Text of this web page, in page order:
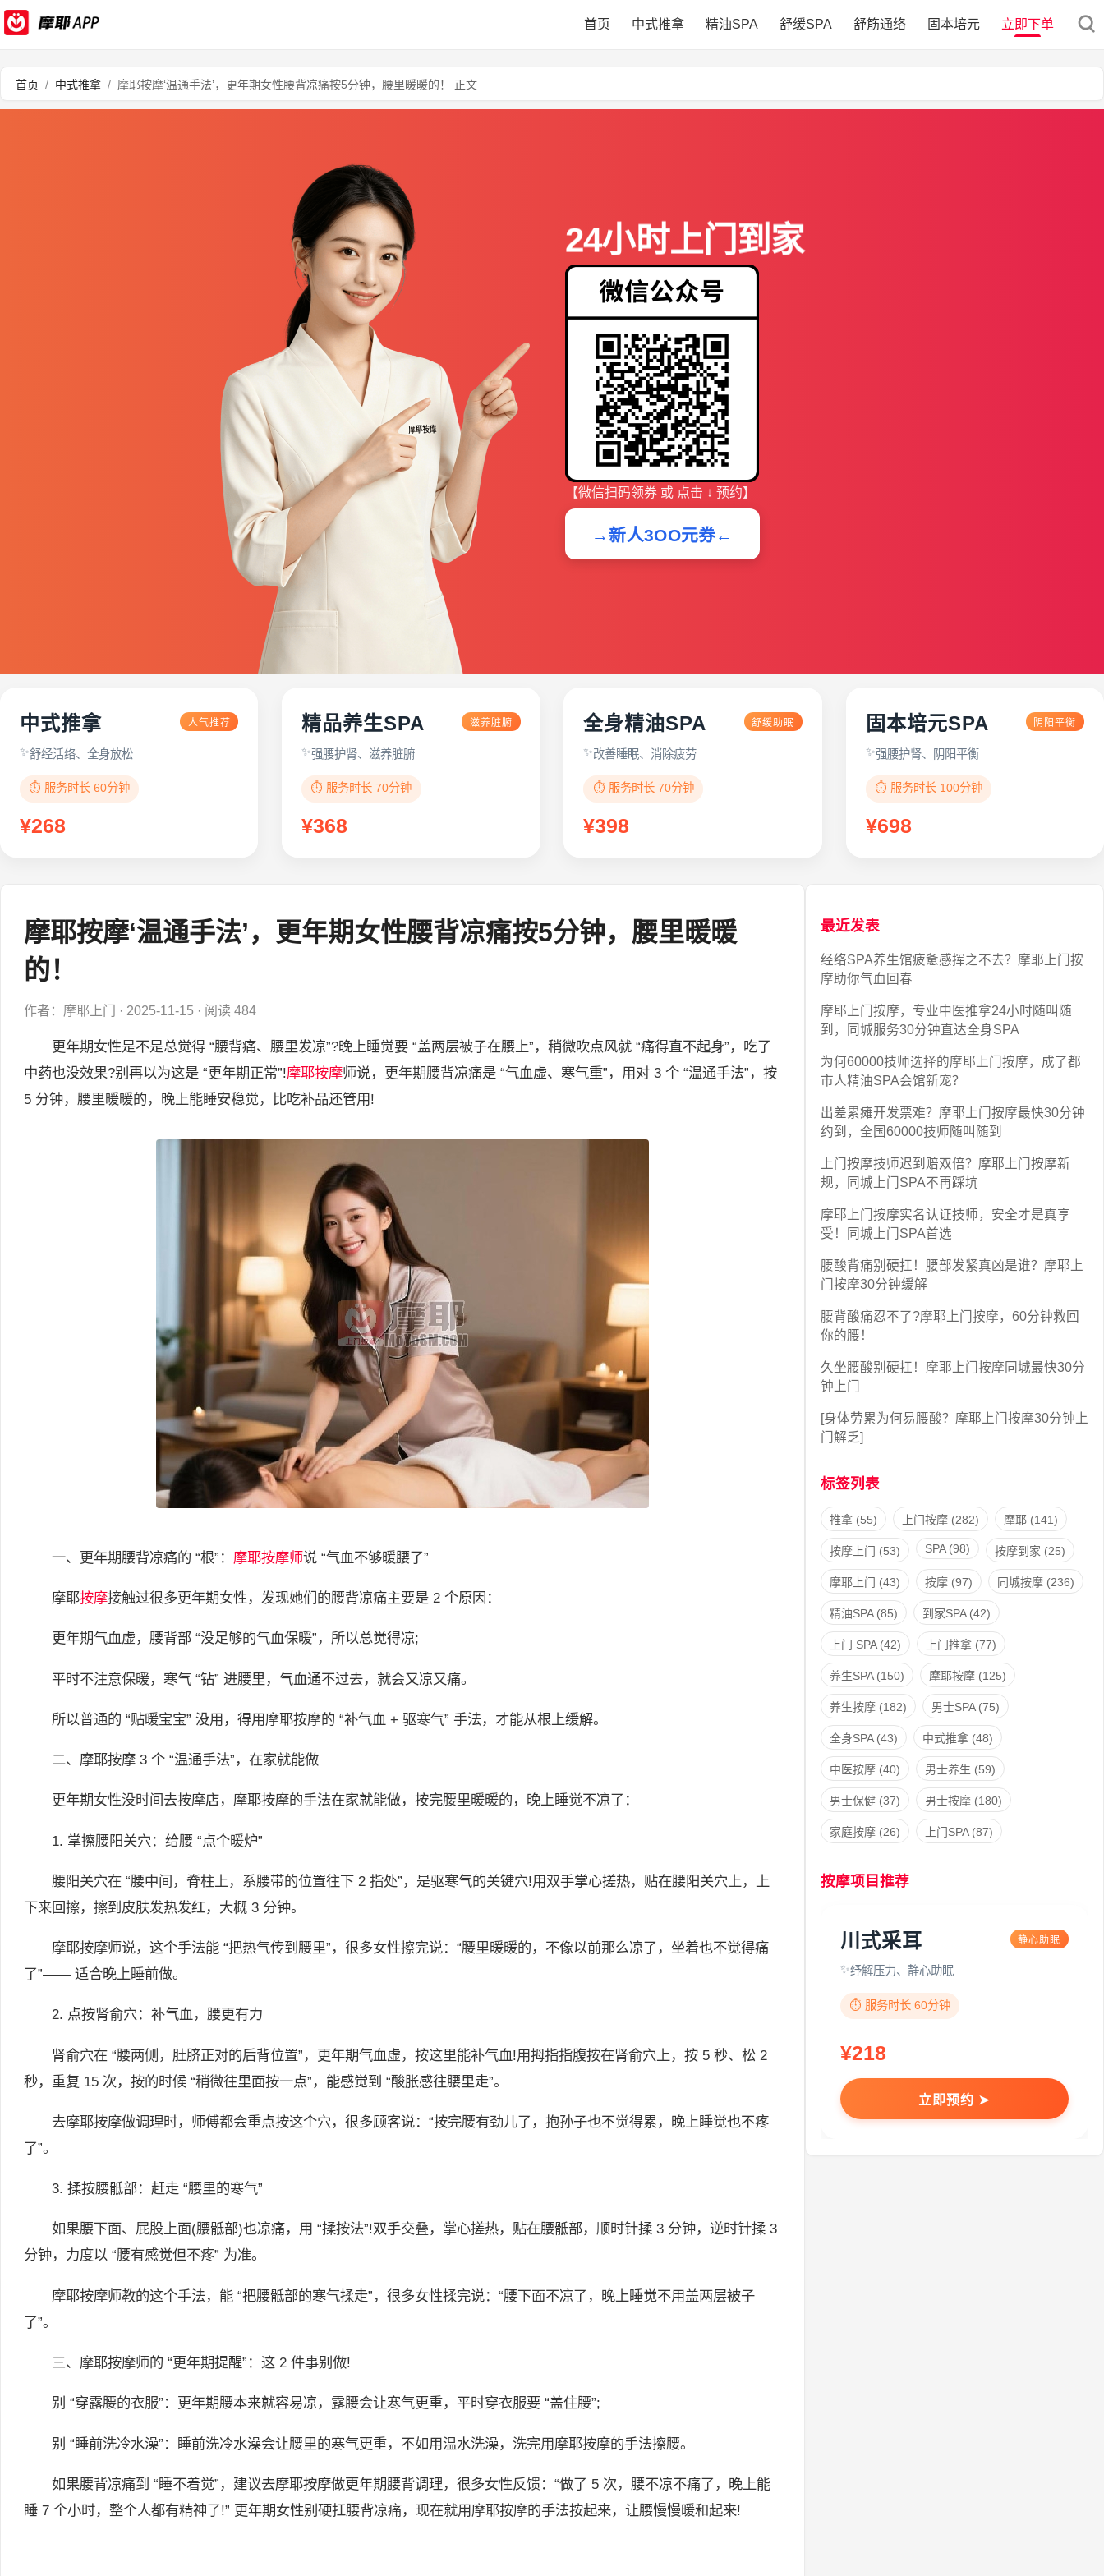
首页 中式推拿 精油SPA 舒缓SPA 舒筋通络 固本培元 立即下单
首页 / 中式推拿 / 摩耶按摩‘温通手法’，更年期女性腰背凉痛按5分钟，腰里暖暖的！ 正文
24小时上门到家
【微信扫码领券 或 点击 ↓ 预约】
→新人3OO元券←
中式推拿 人气推荐
舒经活络、全身放松
⏱️ 服务时长 60分钟
¥268
精品养生SPA 滋养脏腑
强腰护肾、滋养脏腑
⏱️ 服务时长 70分钟
¥368
全身精油SPA 舒缓助眠
改善睡眠、消除疲劳
⏱️ 服务时长 70分钟
¥398
固本培元SPA 阴阳平衡
强腰护肾、阴阳平衡
⏱️ 服务时长 100分钟
¥698
摩耶按摩‘温通手法’，更年期女性腰背凉痛按5分钟，腰里暖暖
的！
作者：摩耶上门 · 2025-11-15 · 阅读 484
更年期女性是不是总觉得 “腰背痛、腰里发凉”?晚上睡觉要 “盖两层被子在腰上”，稍微吹点风就 “痛得直不起身”，吃了
中药也没效果?别再以为这是 “更年期正常”!摩耶按摩师说，更年期腰背凉痛是 “气血虚、寒气重”，用对 3 个 “温通手法”，按
5 分钟，腰里暖暖的，晚上能睡安稳觉，比吃补品还管用!
一、更年期腰背凉痛的 “根”： 摩耶按摩师说 “气血不够暖腰了”
摩耶按摩接触过很多更年期女性，发现她们的腰背凉痛主要是 2 个原因：
更年期气血虚，腰背部 “没足够的气血保暖”，所以总觉得凉;
平时不注意保暖，寒气 “钻” 进腰里，气血通不过去，就会又凉又痛。
所以普通的 “贴暖宝宝” 没用，得用摩耶按摩的 “补气血 + 驱寒气” 手法，才能从根上缓解。
二、摩耶按摩 3 个 “温通手法”，在家就能做
更年期女性没时间去按摩店，摩耶按摩的手法在家就能做，按完腰里暖暖的，晚上睡觉不凉了：
1. 掌擦腰阳关穴：给腰 “点个暖炉”
腰阳关穴在 “腰中间，脊柱上，系腰带的位置往下 2 指处”，是驱寒气的关键穴!用双手掌心搓热，贴在腰阳关穴上，上
下来回擦，擦到皮肤发热发红，大概 3 分钟。
摩耶按摩师说，这个手法能 “把热气传到腰里”，很多女性擦完说：“腰里暖暖的，不像以前那么凉了，坐着也不觉得痛
了”—— 适合晚上睡前做。
2. 点按肾俞穴：补气血，腰更有力
肾俞穴在 “腰两侧，肚脐正对的后背位置”，更年期气血虚，按这里能补气血!用拇指指腹按在肾俞穴上，按 5 秒、松 2
秒，重复 15 次，按的时候 “稍微往里面按一点”，能感觉到 “酸胀感往腰里走”。
去摩耶按摩做调理时，师傅都会重点按这个穴，很多顾客说：“按完腰有劲儿了，抱孙子也不觉得累，晚上睡觉也不疼
了”。
3. 揉按腰骶部：赶走 “腰里的寒气”
如果腰下面、屁股上面(腰骶部)也凉痛，用 “揉按法”!双手交叠，掌心搓热，贴在腰骶部，顺时针揉 3 分钟，逆时针揉 3
分钟，力度以 “腰有感觉但不疼” 为准。
摩耶按摩师教的这个手法，能 “把腰骶部的寒气揉走”，很多女性揉完说：“腰下面不凉了，晚上睡觉不用盖两层被子
了”。
三、摩耶按摩师的 “更年期提醒”：这 2 件事别做!
别 “穿露腰的衣服”：更年期腰本来就容易凉，露腰会让寒气更重，平时穿衣服要 “盖住腰”;
别 “睡前洗冷水澡”：睡前洗冷水澡会让腰里的寒气更重，不如用温水洗澡，洗完用摩耶按摩的手法擦腰。
如果腰背凉痛到 “睡不着觉”，建议去摩耶按摩做更年期腰背调理，很多女性反馈：“做了 5 次，腰不凉不痛了，晚上能
睡 7 个小时，整个人都有精神了!” 更年期女性别硬扛腰背凉痛，现在就用摩耶按摩的手法按起来，让腰慢慢暖和起来!
最近发表
经络SPA养生馆疲惫感挥之不去？摩耶上门按
摩助你气血回春
摩耶上门按摩，专业中医推拿24小时随叫随
到，同城服务30分钟直达全身SPA
为何60000技师选择的摩耶上门按摩，成了都
市人精油SPA会馆新宠？
出差累瘫开发票难？摩耶上门按摩最快30分钟
约到，全国60000技师随叫随到
上门按摩技师迟到赔双倍？摩耶上门按摩新
规，同城上门SPA不再踩坑
摩耶上门按摩实名认证技师，安全才是真享
受！同城上门SPA首选
腰酸背痛别硬扛！腰部发紧真凶是谁？摩耶上
门按摩30分钟缓解
腰背酸痛忍不了?摩耶上门按摩，60分钟救回
你的腰！
久坐腰酸别硬扛！摩耶上门按摩同城最快30分
钟上门
[身体劳累为何易腰酸？摩耶上门按摩30分钟上
门解乏]
标签列表
推拿(55) 上门按摩(282) 摩耶(141)
按摩上门 (53) SPA(98) 按摩到家 (25)
摩耶上门 (43) 按摩(97) 同城按摩(236)
精油SPA(85) 到家SPA(42)
上门 SPA(42) 上门推拿(77)
养生SPA(150) 摩耶按摩(125)
养生按摩(182) 男士SPA(75)
全身SPA(43) 中式推拿(48)
中医按摩(40) 男士养生 (59)
男士保健(37) 男士按摩(180)
家庭按摩(26) 上门SPA(87)
按摩项目推荐
川式采耳 静心助眠
纾解压力、静心助眠
⏱️ 服务时长 60分钟
¥218
立即预约 ➤